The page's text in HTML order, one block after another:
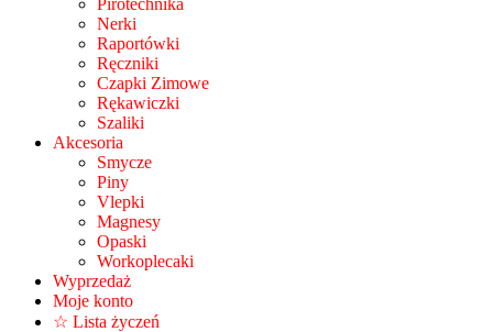
Nerki
Raportówki
Ręczniki
Czapki Zimowe
Rękawiczki
Szaliki
Akcesoria
Smycze
Piny
Vlepki
Magnesy
Opaski
Workoplecaki
Wyprzedaż
Moje konto
☆ Lista życzeń